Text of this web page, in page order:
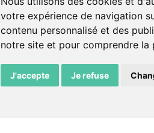
votre expérience de navigation
contenu personnalisé et des
notre site et pour comprendre la
J'accepte Je refuse